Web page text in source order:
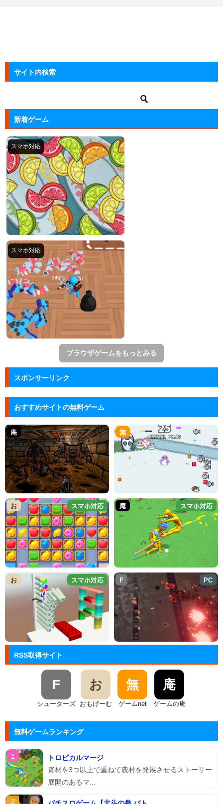
サイト内検索
新着ゲーム
ブラウザゲームをもっとみる
スポンサーリンク
おすすめサイトの無料ゲーム
庵 無
お スマホ対応 庵 スマホ対応
お スマホ対応 F PC
RSS取得サイト
F
シューターズ
お
おもげーむ
無
ゲームnet
庵
ゲームの庵
無料ゲームランキング
トロピカルマージ
資材を3つ以上で重ねて農村を発展させるストーリー
展開のあるマ...